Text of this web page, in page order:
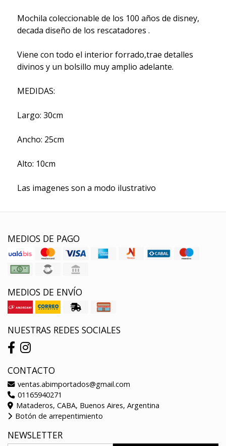
Mochila coleccionable de los 100 años de disney,
decada diseño de los rescatadores .
Viene con todo el interior forrado,trae detalles
divinos y un bolsillo muy amplio adelante.
MEDIDAS:
Largo: 30cm
Ancho: 25cm
Alto: 10cm
Las imagenes son a modo ilustrativo
MEDIOS DE PAGO
MEDIOS DE ENVÍO
NUESTRAS REDES SOCIALES
CONTACTO
ventas.abimportados@gmail.com
01165940271
Mataderos, CABA, Buenos Aires, Argentina
Botón de arrepentimiento
NEWSLETTER